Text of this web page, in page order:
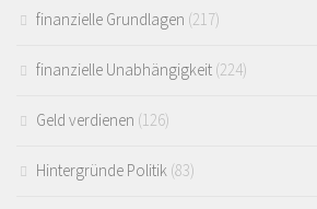
finanzielle Grundlagen (217)
finanzielle Unabhängigkeit (224)
Geld verdienen (126)
Hintergründe Politik (83)